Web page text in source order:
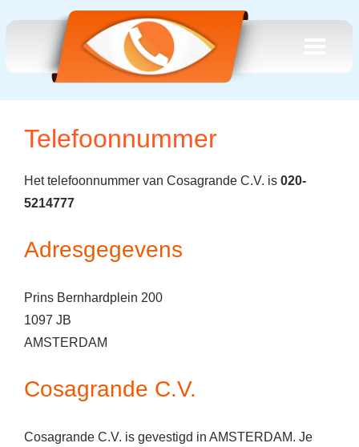
Telefoonnummer
Het telefoonnummer van Cosagrande C.V. is 020-
5214777
Adresgegevens
Prins Bernhardplein 200
1097 JB
AMSTERDAM
Cosagrande C.V.
Cosagrande C.V. is gevestigd in AMSTERDAM. Je